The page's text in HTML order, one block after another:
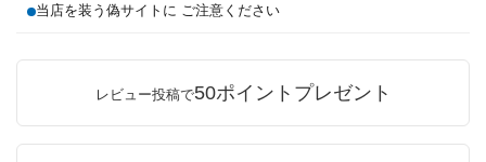
当店を装う偽サイトに ご注意ください
レビュー投稿で50ポイントプレゼント